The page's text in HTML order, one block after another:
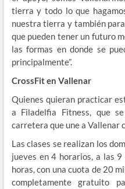
tierra y todo lo que
nuestra tierra y también
que pueden tener un futuro
las formas en donde se
principalmente”.
CrossFit en Vallenar
Quienes quieran practicar
a Filadelfia Fitness, que
carretera que une a Vallenar
Las clases se realizan los
jueves en 4 horarios, a las
horas, con una cuota de 20
completamente gratuito